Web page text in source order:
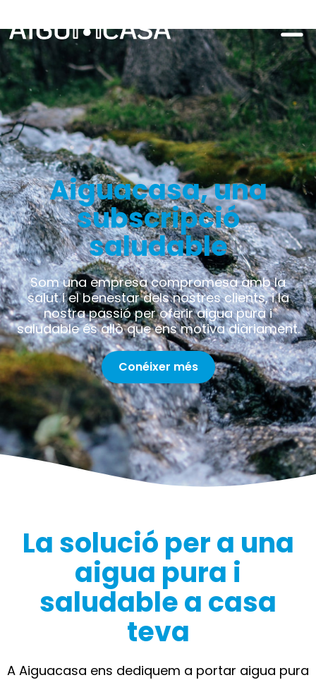
Aiguacasa, una
subscripció
saludable
Som una empresa compromesa amb la
salut i el benestar dels nostres clients, i la
nostra passió per oferir aigua pura i
saludable és allò que ens motiva diàriament.
Conéixer més
La solució per a una
aigua pura i
saludable a casa
teva
A Aiguacasa ens dediquem a portar aigua pura